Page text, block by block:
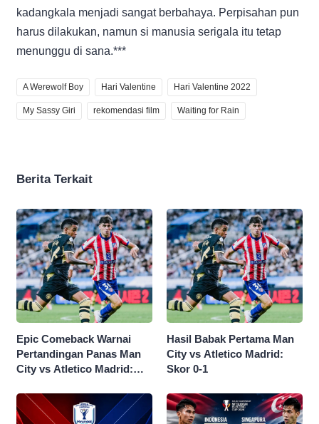
kadangkala menjadi sangat berbahaya. Perpisahan pun
harus dilakukan, namun si manusia serigala itu tetap
menunggu di sana.***
A Werewolf Boy Hari Valentine Hari Valentine 2022
My Sassy Giri rekomendasi film Waiting for Rain
Berita Terkait
Epic Comeback Warnai
Pertandingan Panas Man
City vs Atletico Madrid:
Hasil Babak Pertama Man
City vs Atletico Madrid:
Skor 0-1